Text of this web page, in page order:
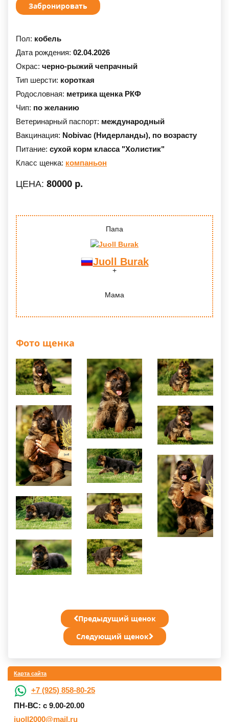
Забронировать
Пол: кобель
Дата рождения: 02.04.2026
Окрас: черно-рыжий чепрачный
Тип шерсти: короткая
Родословная: метрика щенка РКФ
Чип: по желанию
Ветеринарный паспорт: международный
Вакцинация: Nobivac (Нидерланды), по возрасту
Питание: сухой корм класса "Холистик"
Класс щенка: компаньон
ЦЕНА: 80000 р.
Папа
Juoll Burak
Мама
Фото щенка
Предыдущий щенок
Следующий щенок
Карта сайта
+7 (925) 858-80-25
ПН-ВС: с 9.00-20.00
juoll2000@mail.ru